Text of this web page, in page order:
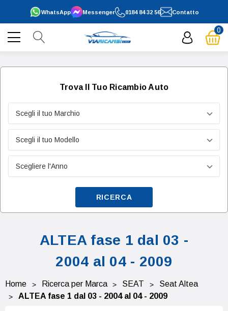
0184 84 32 56
WhatsApp Contatto
Messenger
0
Trova Il Tuo Ricambio Auto
RICERCA
ALTEA fase 1 dal 03 -
2004 al 04 - 2009
Home Ricerca per Marca SEAT
Seat Altea
ALTEA fase 1 dal 03 - 2004 al 04 - 2009